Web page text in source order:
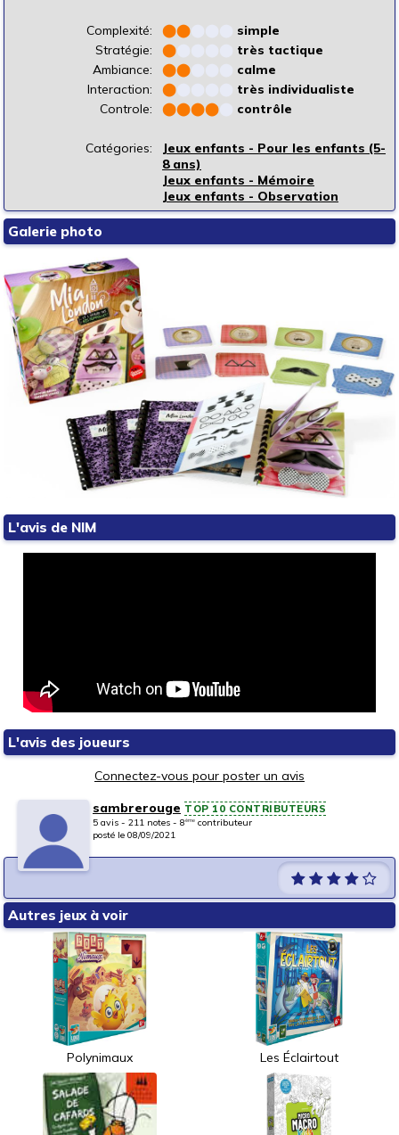
Complexité: ⬤⬤
simple
Stratégie:
⬤
très tactique
Ambiance:
⬤⬤
calme
Interaction:
⬤
très individualiste
Controle:
⬤⬤⬤⬤ contrôle
Catégories:
Jeux enfants - Pour les enfants (5-
8 ans)
Jeux enfants - Mémoire
Jeux enfants - Observation
Galerie photo
L'avis de NIM
L'avis des joueurs
Connectez-vous pour poster un avis
sambrerouge TOP 10 CONTRIBUTEURS
5 avis - 211 notes - 8ème contributeur
posté le 08/09/2021
Autres jeux à voir
Polynimaux Les Éclairtout